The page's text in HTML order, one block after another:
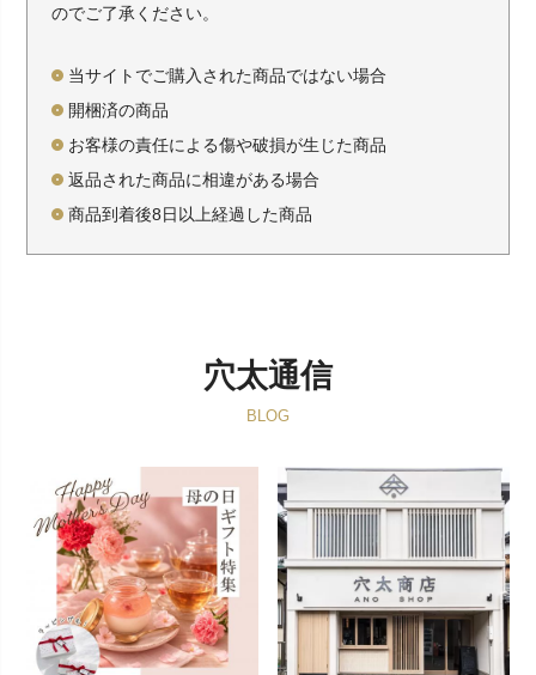
のでご了承ください。
当サイトでご購入された商品ではない場合
開梱済の商品
お客様の責任による傷や破損が生じた商品
返品された商品に相違がある場合
商品到着後8日以上経過した商品
穴太通信
BLOG